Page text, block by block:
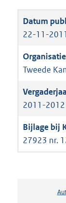
22-11-2011
Tweede
2011-2012
27923 nr.